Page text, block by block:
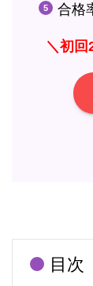
合格
＼初回
目次